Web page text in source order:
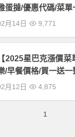
蛋撻/優惠代碼/菜單
月14日 9,771
【2025星巴克漲價
/早餐價格/買一送一
月12日 4,875
1